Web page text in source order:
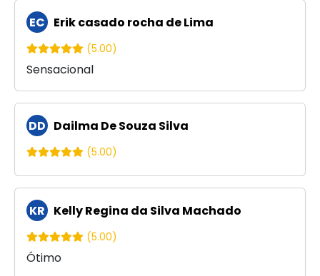
EC Erik casado rocha de Lima
(5.00)
Sensacional
DD Dailma De Souza Silva
(5.00)
KR Kelly Regina da Silva Machado
(5.00)
Ótimo